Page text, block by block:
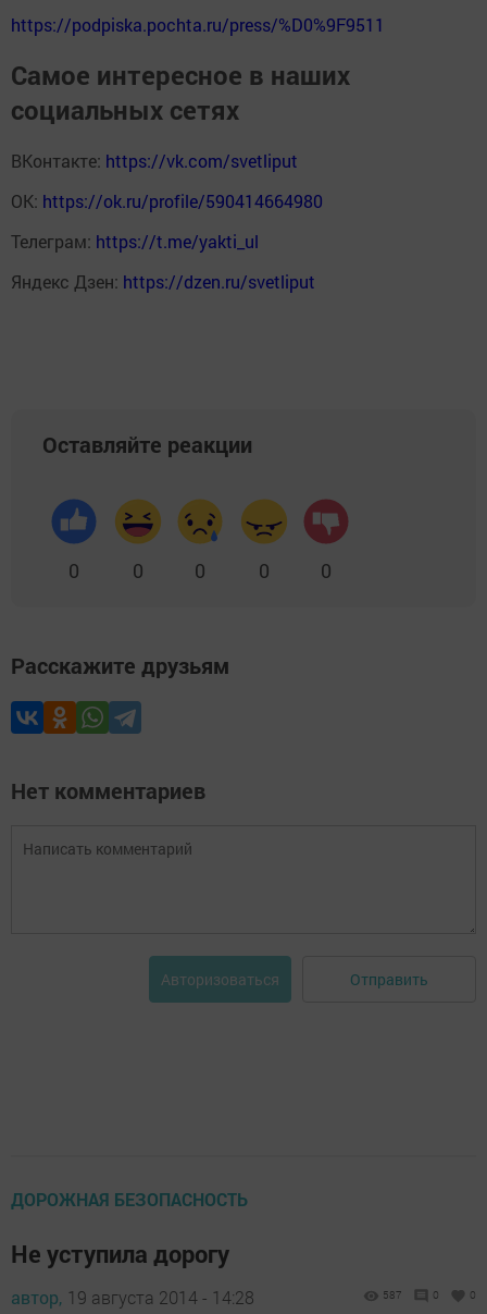
https://podpiska.pochta.ru/press/%D0%9F9511
Самое интересное в наших
социальных сетях
ВКонтакте: https://vk.com/svetliput
ОК: https://ok.ru/profile/590414664980
Телеграм: https://t.me/yakti_ul
Яндекс Дзен: https://dzen.ru/svetliput
Оставляйте реакции
0 0 0 0 0
Расскажите друзьям
Нет комментариев
Авторизоваться Отправить
ДОРОЖНАЯ БЕЗОПАСНОСТЬ
Не уступила дорогу
автор, 19 августа 2014 - 14:28 587 0 0